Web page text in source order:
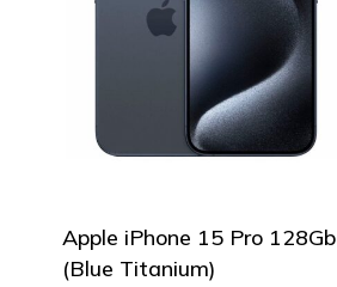
Apple iPhone 15 Pro 128Gb
(Blue Titanium)